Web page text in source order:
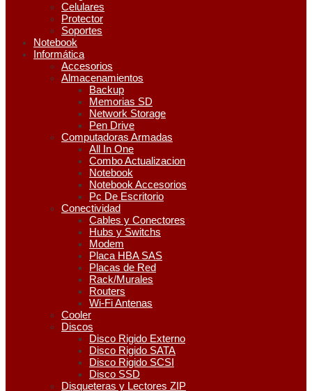
Celulares
Protector
Soportes
Notebook
Informática
Accesorios
Almacenamientos
Backup
Memorias SD
Network Storage
Pen Drive
Computadoras Armadas
All In One
Combo Actualizacion
Notebook
Notebook Accesorios
Pc De Escritorio
Conectividad
Cables y Conectores
Hubs y Switchs
Modem
Placa HBA SAS
Placas de Red
Rack/Murales
Routers
Wi-Fi Antenas
Cooler
Discos
Disco Rigido Externo
Disco Rigido SATA
Disco Rigido SCSI
Disco SSD
Disqueteras y Lectores ZIP